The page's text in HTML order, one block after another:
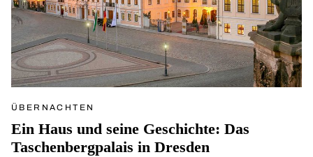
ÜBERNACHTEN
Ein Haus und seine Geschichte: Das
Taschenbergpalais in Dresden